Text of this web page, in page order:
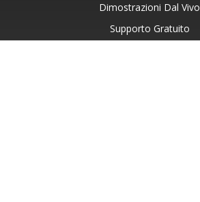
Dimostrazioni Dal Vivo
Supporto Gratuito